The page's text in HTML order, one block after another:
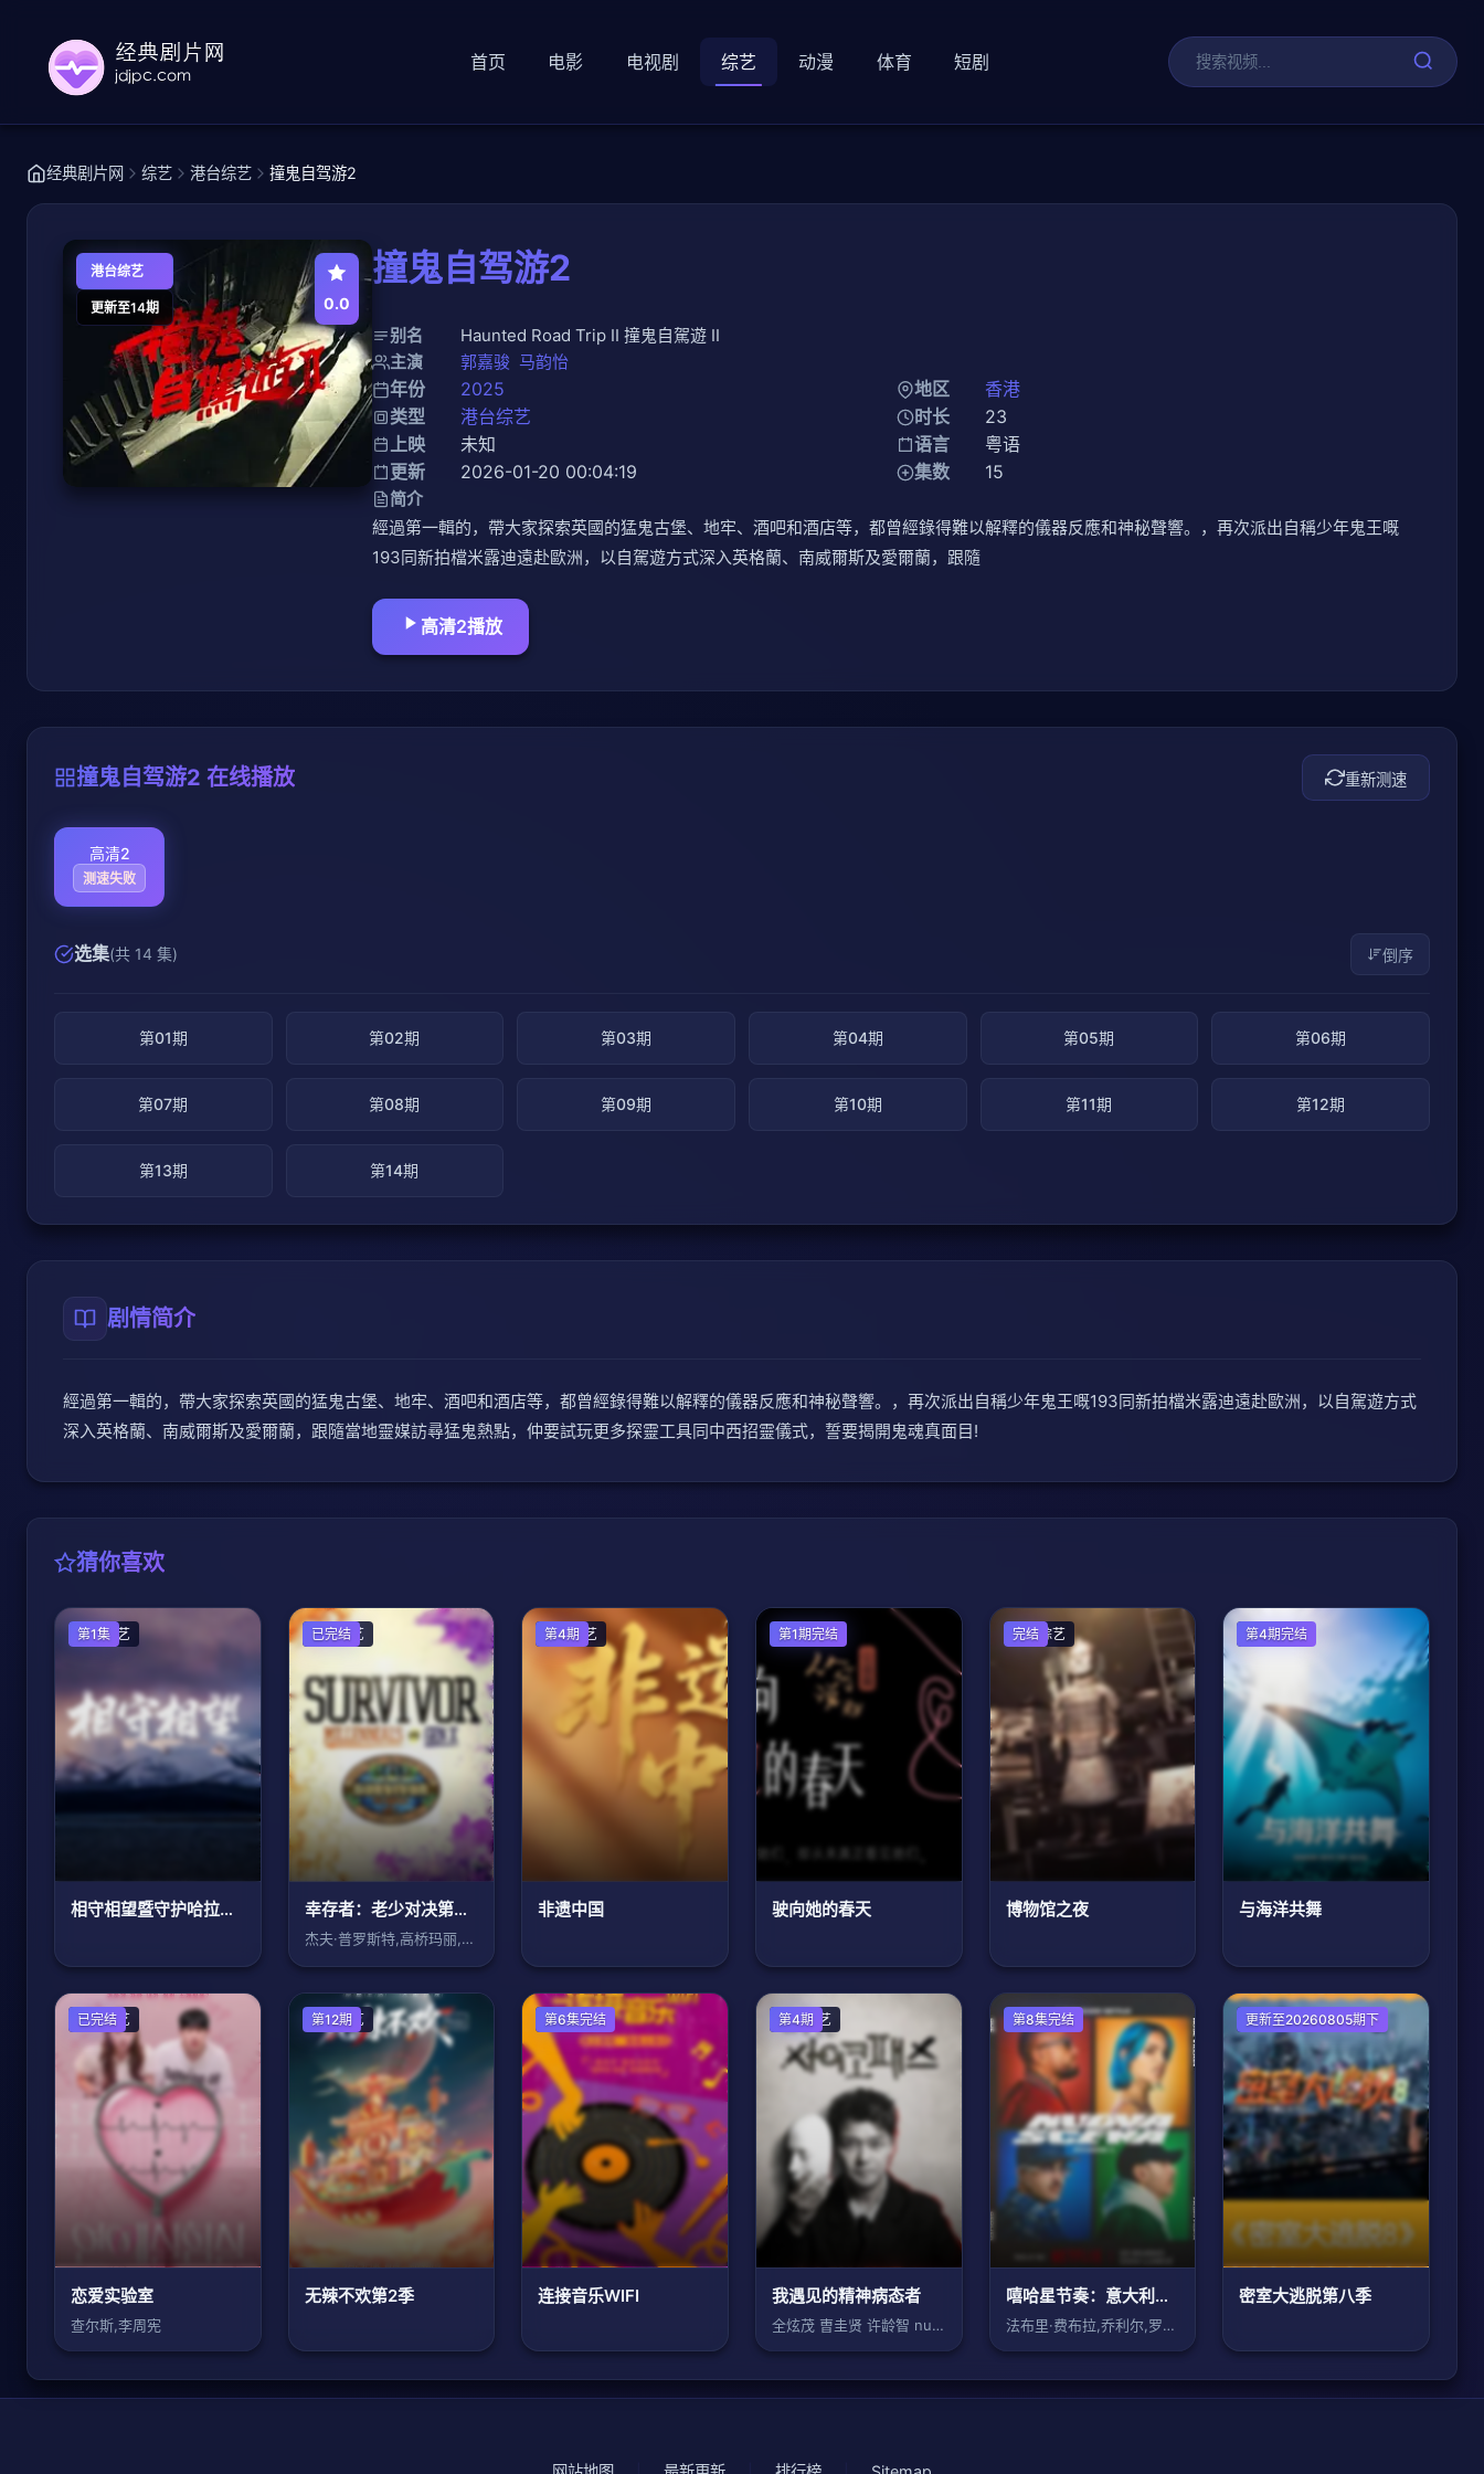
首页 电影 电视剧 综艺 动漫 体育 短剧
经典剧片网 综艺 港台综艺 撞鬼自驾游2
港台综艺
更新至14期 0.0
撞鬼自驾游2
别名
Haunted Road Trip II 撞鬼自駕遊 II
主演
郭嘉骏 马韵怡
年份 2025 地区
香港
类型
港台综艺 时长
23
上映
未知 语言
粤语
更新
2026-01-20 00:04:19 集数 15
简介
經過第一輯的，帶大家探索英國的猛鬼古堡、地牢、酒吧和酒店等，都曾經錄得難以解釋的儀器反應和神秘聲響。，再次派出自稱少年鬼王嘅
193同新拍檔米露迪遠赴歐洲，以自駕遊方式深入英格蘭、南威爾斯及愛爾蘭，跟隨
高清2播放
撞鬼自驾游2 在线播放 重新测速
高清2
测速失败
选集(共 14 集) 倒序
第01期 第02期 第03期 第04期 第05期 第06期
第07期 第08期 第09期 第10期 第11期 第12期
第13期 第14期
剧情简介
經過第一輯的，帶大家探索英國的猛鬼古堡、地牢、酒吧和酒店等，都曾經錄得難以解釋的儀器反應和神秘聲響。，再次派出自稱少年鬼王嘅193同新拍檔米露迪遠赴歐洲，以自駕遊方式
深入英格蘭、南威爾斯及愛爾蘭，跟隨當地靈媒訪尋猛鬼熱點，仲要試玩更多探靈工具同中西招靈儀式，誓要揭開鬼魂真面目!
猜你喜欢
大陆综艺
第1集
相守相望暨守护哈拉湖行动
欧美综艺
已完结
幸存者：老少对决第三十三季
杰夫·普罗斯特,高桥玛丽,杰·斯塔瑞特,
大陆综艺
第4期
非遗中国
大陆综艺
第1期完结
驶向她的春天
大陆综艺
完结
博物馆之夜
欧美综艺
第4期完结
与海洋共舞
日韩综艺
已完结
恋爱实验室
查尔斯,李周宪
大陆综艺
第12期
无辣不欢第2季
大陆综艺
第6集完结
连接音乐WIFI
日韩综艺
第4期
我遇见的精神病态者
全炫茂 曺圭贤 许龄智 nucksal
欧美综艺
第8集完结
嘻哈星节奏：意大利篇第三季
法布里·费布拉,乔利尔,罗斯恶棍,盖埃
大陆综艺
更新至20260805期下
密室大逃脱第八季